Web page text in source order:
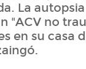
La
"ACV no
en su casa